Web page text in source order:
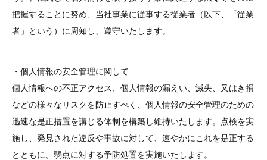
把握することに努め、当社事業に従事する従業者（以下、「従業
者」という）に周知し、遵守いたします。
・個人情報の安全管理に関して
個人情報への不正アクセス、個人情報の漏えい、滅失、又はき損
などの様々なリスクを防止すべく、個人情報の安全管理のための
迅速な是正措置を講じる体制を構築し維持いたします。点検を実
施し、発見された違反や事故に対して、速やかにこれを是正する
とともに、弱点に対する予防処置を実施いたします。